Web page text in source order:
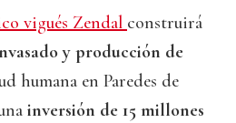
vigués Zendal construirá
y producción de
humana en Paredes de
inversión de 15 millones